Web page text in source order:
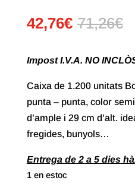
42,76€ 71,26€
Impost I.V.A. NO
Caixa de 1.200 unitats
punta – punta, color
d’ample i 29 cm d’alt.
fregides, bunyols…
Entrega de 2 a 5 dies
1 en estoc